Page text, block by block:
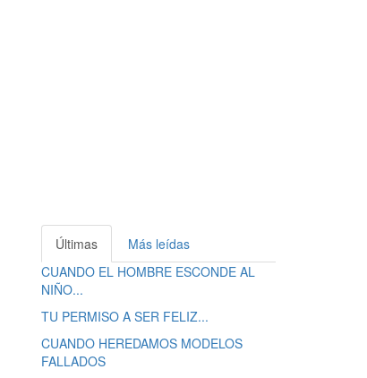
Últimas
Más leídas
CUANDO EL HOMBRE ESCONDE AL
NIÑO...
TU PERMISO A SER FELIZ...
CUANDO HEREDAMOS MODELOS
FALLADOS